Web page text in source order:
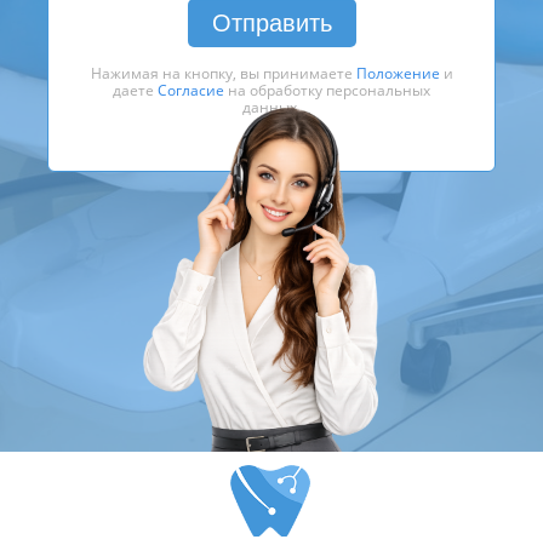
Отправить
Нажимая на кнопку, вы принимаете Положение и
даете Согласие на обработку персональных
данных.